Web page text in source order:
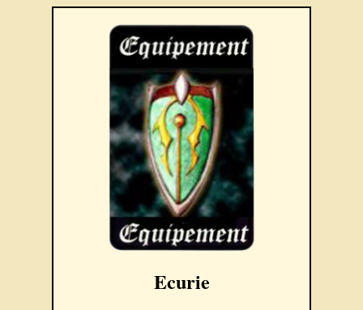
Ecurie